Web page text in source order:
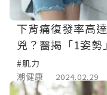
下背痛復發率高
兇？醫揭「1姿
#肌力
潮健康
2024.02.29